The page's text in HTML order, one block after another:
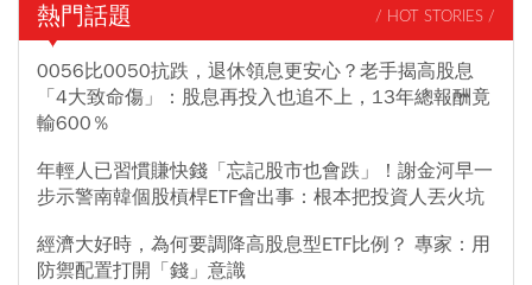
熱門話題 / HOT STORIES /
0056比0050抗跌，退休領息更安心？老手揭高股息
「4大致命傷」：股息再投入也追不上，13年總報酬竟
輸600％
年輕人已習慣賺快錢「忘記股市也會跌」！謝金河早一
步示警南韓個股槓桿ETF會出事：根本把投資人丟火坑
經濟大好時，為何要調降高股息型ETF比例？ 專家：用
防禦配置打開「錢」意識